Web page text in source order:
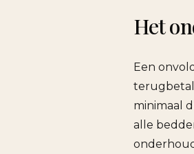
Het
Een
minimaal
alle